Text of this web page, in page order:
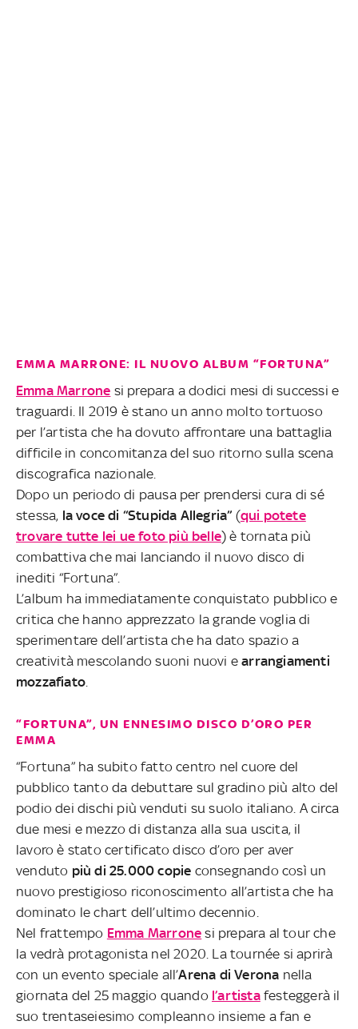
EMMA MARRONE: IL NUOVO ALBUM “FORTUNA”
Emma Marrone si prepara a dodici mesi di successi e
traguardi. Il 2019 è stano un anno molto tortuoso
per l’artista che ha dovuto affrontare una battaglia
difficile in concomitanza del suo ritorno sulla scena
discografica nazionale.
Dopo un periodo di pausa per prendersi cura di sé
stessa, la voce di “Stupida Allegria” (qui potete
trovare tutte lei ue foto più belle) è tornata più
combattiva che mai lanciando il nuovo disco di
inediti “Fortuna”.
L’album ha immediatamente conquistato pubblico e
critica che hanno apprezzato la grande voglia di
sperimentare dell’artista che ha dato spazio a
creatività mescolando suoni nuovi earrangiamenti
mozzafiato
“FORTUNA”, UN ENNESIMO DISCO D’ORO PER
EMMA
“Fortuna” ha subito fatto centro nel cuore del
pubblico tanto da debuttare sul gradino più alto del
podio dei dischi più venduti su suolo italiano. A circa
due mesi e mezzo di distanza alla sua uscita, il
lavoro è stato certificato disco d’oro per aver
venduto più di 25.000 copie consegnando così un
nuovo prestigioso riconoscimento all’artista che ha
dominato le chart dell’ultimo decennio.
Nel frattempo Emma Marrone si prepara al tour che
la vedrà protagonista nel 2020. La tournée si aprirà
con un evento speciale all’Arena di Verona nella
giornata del 25 maggio quando l’artistafesteggerà il
suo trentaseiesimo compleanno insieme a fan e